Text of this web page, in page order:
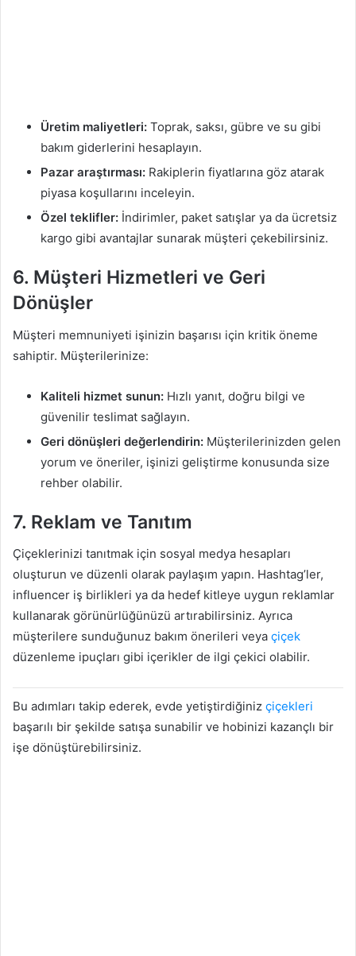
Üretim maliyetleri: Toprak, saksı, gübre ve su gibi
bakım giderlerini hesaplayın.
Pazar araştırması: Rakiplerin fiyatlarına göz atarak
piyasa koşullarını inceleyin.
Özel teklifler: İndirimler, paket satışlar ya da ücretsiz
kargo gibi avantajlar sunarak müşteri çekebilirsiniz.
6. Müşteri Hizmetleri ve Geri
Dönüşler
Müşteri memnuniyeti işinizin başarısı için kritik öneme
sahiptir. Müşterilerinize:
Kaliteli hizmet sunun: Hızlı yanıt, doğru bilgi ve
güvenilir teslimat sağlayın.
Geri dönüşleri değerlendirin: Müşterilerinizden gelen
yorum ve öneriler, işinizi geliştirme konusunda size
rehber olabilir.
7. Reklam ve Tanıtım
Çiçeklerinizi tanıtmak için sosyal medya hesapları
oluşturun ve düzenli olarak paylaşım yapın. Hashtag’ler,
influencer iş birlikleri ya da hedef kitleye uygun reklamlar
kullanarak görünürlüğünüzü artırabilirsiniz. Ayrıca
müşterilere sunduğunuz bakım önerileri veya çiçek
düzenleme ipuçları gibi içerikler de ilgi çekici olabilir.
Bu adımları takip ederek, evde yetiştirdiğiniz çiçekleri
başarılı bir şekilde satışa sunabilir ve hobinizi kazançlı bir
işe dönüştürebilirsiniz.